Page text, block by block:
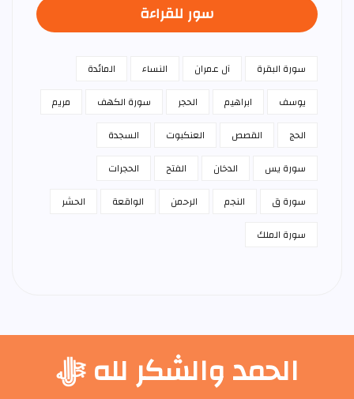
سور للقراءة
سورة البقرة آل عمران النساء
المائدة
يوسف
ابراهيم الحجر سورة الكهف
مريم
الحج
القصص العنكبوت
السجدة
سورة يس
الدخان الفتح
الحجرات
سورة ق
النجم الرحمن الواقعة
الحشر
سورة الملك
الحمد والشكر لله ﷻ